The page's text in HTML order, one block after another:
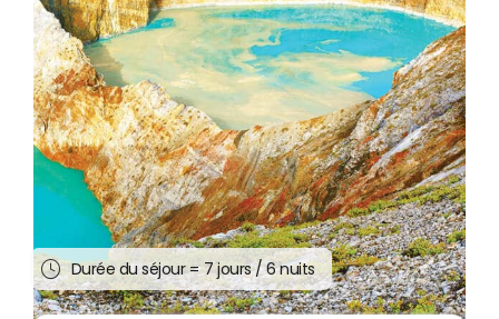
Durée du séjour = 7 jours / 6 nuits